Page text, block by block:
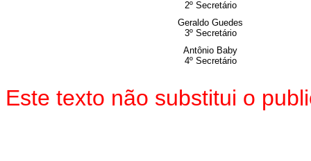
2º Secretário
Geraldo Guedes
3º Secretário
Antônio Baby
4º Secretário
Este texto não substitui o